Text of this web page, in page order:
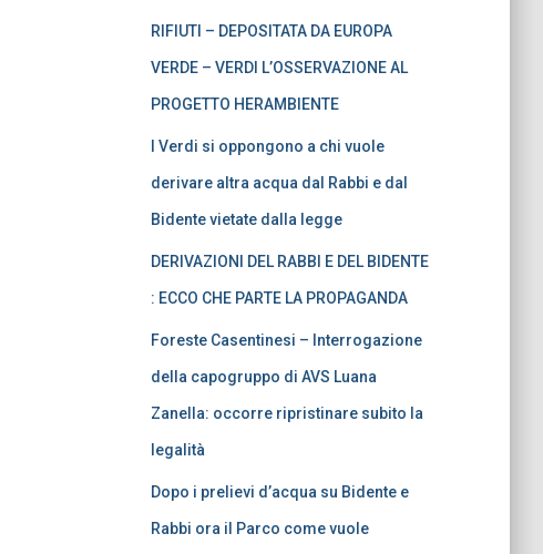
RIFIUTI – DEPOSITATA DA EUROPA
VERDE – VERDI L’OSSERVAZIONE AL
PROGETTO HERAMBIENTE
I Verdi si oppongono a chi vuole
derivare altra acqua dal Rabbi e dal
Bidente vietate dalla legge
DERIVAZIONI DEL RABBI E DEL BIDENTE
: ECCO CHE PARTE LA PROPAGANDA
Foreste Casentinesi – Interrogazione
della capogruppo di AVS Luana
Zanella: occorre ripristinare subito la
legalità
Dopo i prelievi d’acqua su Bidente e
Rabbi ora il Parco come vuole